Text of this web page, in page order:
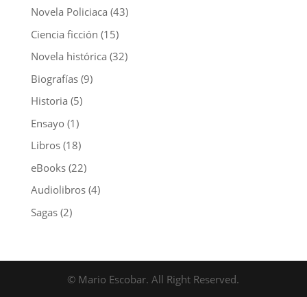
Novela Policiaca (43)
Ciencia ficción (15)
Novela histórica (32)
Biografías (9)
Historia (5)
Ensayo (1)
Libros (18)
eBooks (22)
Audiolibros (4)
Sagas (2)
© Mario Escobar. All Right Reserved.